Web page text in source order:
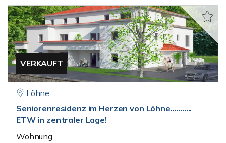
VERKAUFT
Löhne
Seniorenresidenz im Herzen von Löhne...........
ETW in zentraler Lage!
Wohnung